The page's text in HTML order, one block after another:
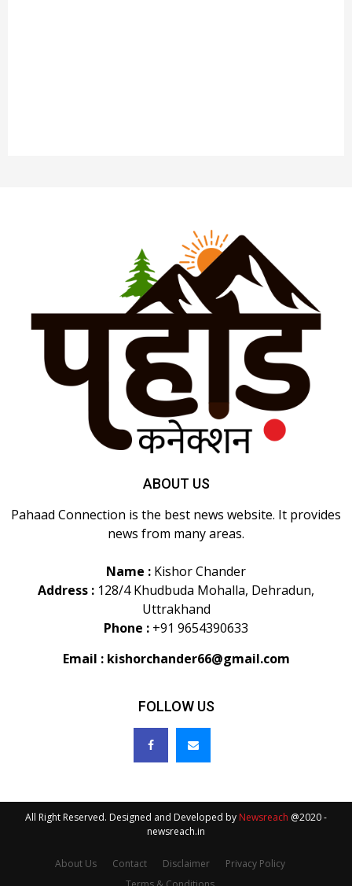
ABOUT US
Pahaad Connection is the best news website. It provides
news from many areas.
Name : Kishor Chander
Address : 128/4 Khudbuda Mohalla, Dehradun,
Uttrakhand
Phone : +91 9654390633
Email : kishorchander66@gmail.com
FOLLOW US
All Right Reserved. Designed and Developed by Newsreach @2020 -
newsreach.in
About Us Contact Disclaimer
Privacy Policy